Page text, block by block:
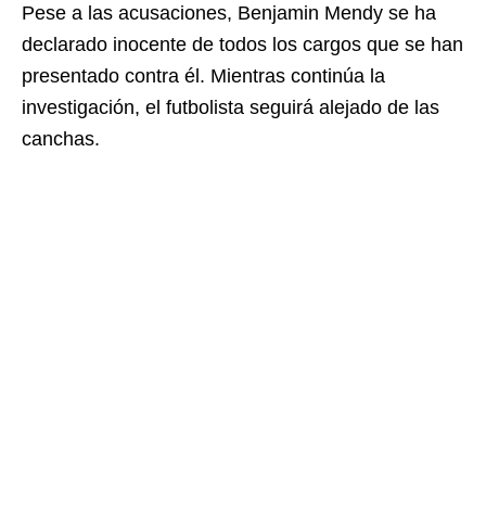
Pese a las acusaciones, Benjamin Mendy se ha
declarado inocente de todos los cargos que se han
presentado contra él. Mientras continúa la
investigación, el futbolista seguirá alejado de las
canchas.